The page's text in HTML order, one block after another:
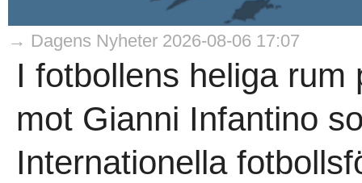
→ Dagens Nyheter 2026-08-06 17:07
I fotbollens heliga
mot Gianni Infantino
Internationella